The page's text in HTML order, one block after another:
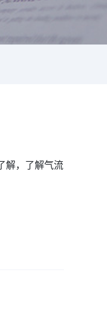
解，了解气流